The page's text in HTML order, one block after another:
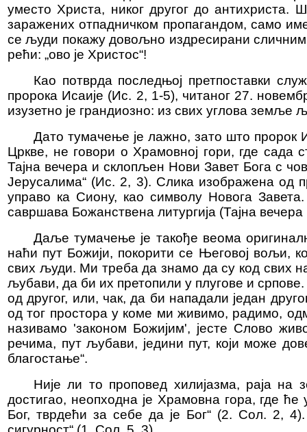
уместо Христа, никог другог до
заражених отпадничком пропагандом, само
се људи покажу довољно издресирани
рећи: „ово је Христос“!
Као потврда последњој претпоставки
пророка Исаије (Ис. 2, 1-5), читаног 27.
изузетно је грандиозно: из свих углова земље
Дато тумачење је лажно, зато што пророк
Цркве, не говори о Храмовној гори, где сада
Тајна вечера и склопљен Нови Завет Бога с
Јерусалима“ (Ис. 2, 3). Слика изображена од
управо ка Сиону, као символу Новога
савршава Божанствена литургија (Тајна
Даље тумачење је такође веома
наћи пут Божији, покорити се Његовој вољи,
свих људи. Ми треба да знамо да су код свих
љубави, да би их претопили у плугове и
од другог, или, чак, да би нападали један
од тог простора у коме ми живимо, радимо,
називамо 'законом Божијим', јесте Слово
речима, пут љубави, једини пут, који може
благостање“.
Није ли то проповед хилијазма, раја
достигао, неопходна је Храмовна гора, где
Бог, тврдећи за себе да је Бог“ (2. Сол. 2,